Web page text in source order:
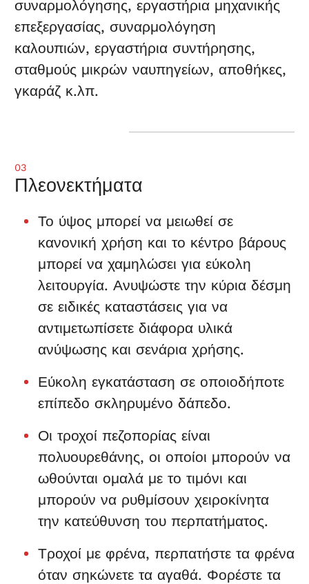
συναρμολόγησης, εργαστήρια μηχανικής
επεξεργασίας, συναρμολόγηση
καλουπιών, εργαστήρια συντήρησης,
σταθμούς μικρών ναυπηγείων, αποθήκες,
γκαράζ κ.λπ.
03
Πλεονεκτήματα
Το ύψος μπορεί να μειωθεί σε
κανονική χρήση και το κέντρο βάρους
μπορεί να χαμηλώσει για εύκολη
λειτουργία. Ανυψώστε την κύρια δέσμη
σε ειδικές καταστάσεις για να
αντιμετωπίσετε διάφορα υλικά
ανύψωσης και σενάρια χρήσης.
Εύκολη εγκατάσταση σε οποιοδήποτε
επίπεδο σκληρυμένο δάπεδο.
Οι τροχοί πεζοπορίας είναι
πολυουρεθάνης, οι οποίοι μπορούν να
ωθούνται ομαλά με το τιμόνι και
μπορούν να ρυθμίσουν χειροκίνητα
την κατεύθυνση του περπατήματος.
Τροχοί με φρένα, περπατήστε τα φρένα
όταν σηκώνετε τα αγαθά. Φορέστε τα